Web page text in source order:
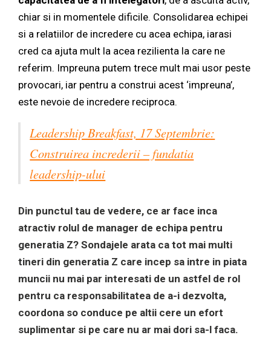
chiar si in momentele dificile. Consolidarea echipei
si a relatiilor de incredere cu acea echipa, iarasi
cred ca ajuta mult la acea rezilienta la care ne
referim. Impreuna putem trece mult mai usor peste
provocari, iar pentru a construi acest ‘impreuna’,
este nevoie de incredere reciproca.
Leadership Breakfast, 17 Septembrie:
Construirea increderii – fundatia
leadership-ului
Din punctul tau de vedere, ce ar face inca
atractiv rolul de manager de echipa pentru
generatia Z? Sondajele arata ca tot mai multi
tineri din generatia Z care incep sa intre in piata
muncii nu mai par interesati de un astfel de rol
pentru ca responsabilitatea de a-i dezvolta,
coordona so conduce pe altii cere un efort
suplimentar si pe care nu ar mai dori sa-l faca.